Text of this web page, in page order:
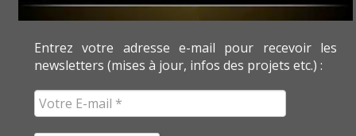
Entrez votre adresse e-mail pour recevoir les
newsletters (mises à jour, infos des projets etc.) :